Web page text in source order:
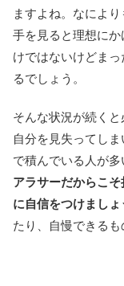
ますよね。なによ
手を見ると理想に
けではないけどま
るでしょう。
そんな状況が続く
自分を見失ってし
で積んでいる人が多
アラサーだからこ
に自信をつけましょ
たり、自慢できるも